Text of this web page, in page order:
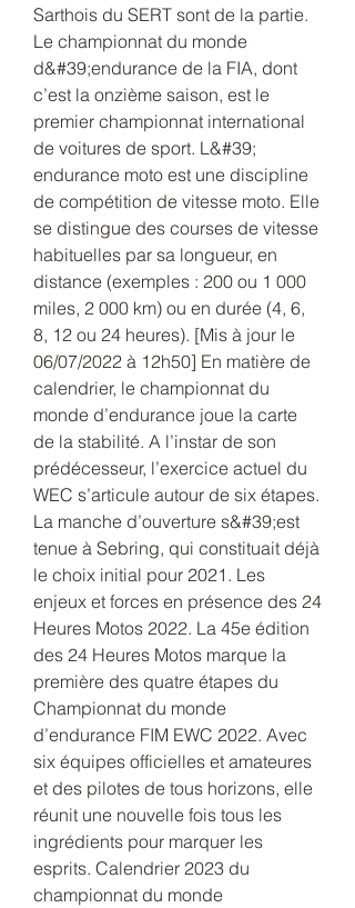
Sarthois du SERT sont de la partie.
Le championnat du monde
d&#39;endurance de la FIA, dont
c’est la onzième saison, est le
premier championnat international
de voitures de sport. L&#39;
endurance moto est une discipline
de compétition de vitesse moto. Elle
se distingue des courses de vitesse
habituelles par sa longueur, en
distance (exemples : 200 ou 1 000
miles, 2 000 km) ou en durée (4, 6,
8, 12 ou 24 heures). [Mis à jour le
06/07/2022 à 12h50] En matière de
calendrier, le championnat du
monde d’endurance joue la carte
de la stabilité. A l’instar de son
prédécesseur, l’exercice actuel du
WEC s’articule autour de six étapes.
La manche d’ouverture s&#39;est
tenue à Sebring, qui constituait déjà
le choix initial pour 2021. Les
enjeux et forces en présence des 24
Heures Motos 2022. La 45e édition
des 24 Heures Motos marque la
première des quatre étapes du
Championnat du monde
d’endurance FIM EWC 2022. Avec
six équipes officielles et amateures
et des pilotes de tous horizons, elle
réunit une nouvelle fois tous les
ingrédients pour marquer les
esprits. Calendrier 2023 du
championnat du monde